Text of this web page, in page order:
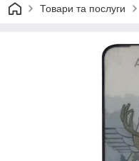
Товари та послуги